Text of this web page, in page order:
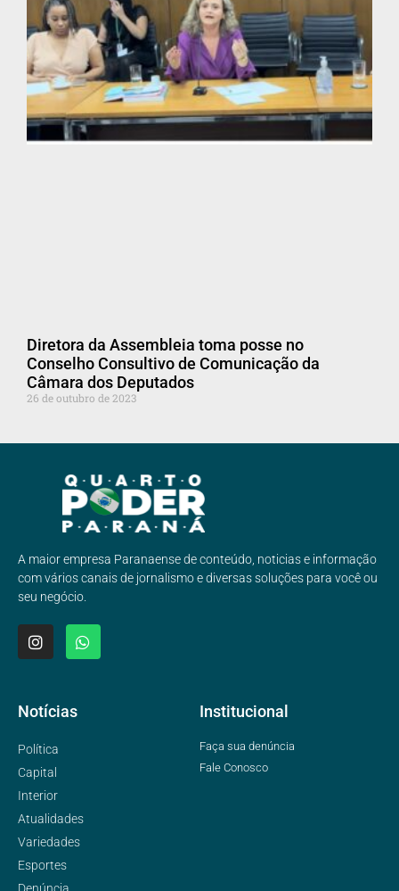
Diretora da Assembleia toma posse no
Conselho Consultivo de Comunicação da
Câmara dos Deputados
26 de outubro de 2023
A maior empresa Paranaense de conteúdo, noticias e informação
com vários canais de jornalismo e diversas soluções para você ou
seu negócio.
Notícias
Política
Capital
Interior
Atualidades
Variedades
Esportes
Institucional
Faça sua denúncia
Fale Conosco